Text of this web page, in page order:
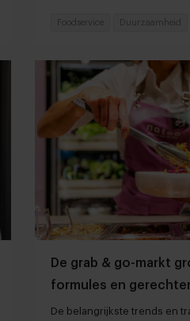
Foodservice Duurzaamheid
De grab & go-markt
formules en
De belangrijkste trends en